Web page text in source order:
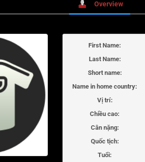
Overview
First Name:
Last Name:
Short name:
Name in home country:
Vị trí:
Chiều cao:
Cân nặng:
Quốc tịch:
Tuổi: